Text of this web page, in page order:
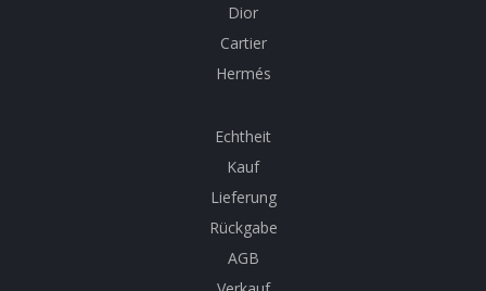
Dior
Cartier
Hermés
Echtheit
Kauf
Lieferung
Rückgabe
AGB